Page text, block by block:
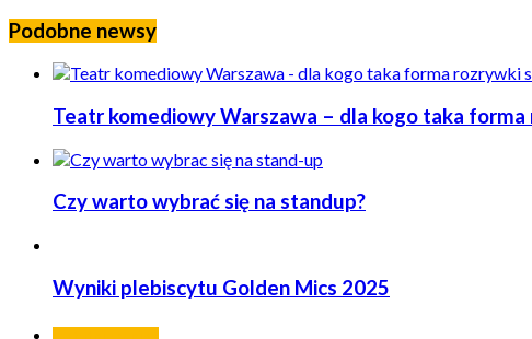
Podobne newsy
Teatr komediowy Warszawa – dla kogo taka forma
Czy warto wybrać się na standup?
Wyniki plebiscytu Golden Mics 2025